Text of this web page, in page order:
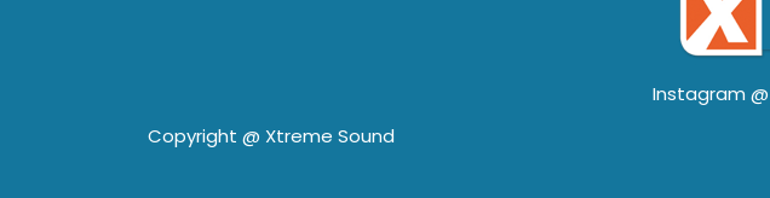
Instagram @
Copyright @ Xtreme Sound